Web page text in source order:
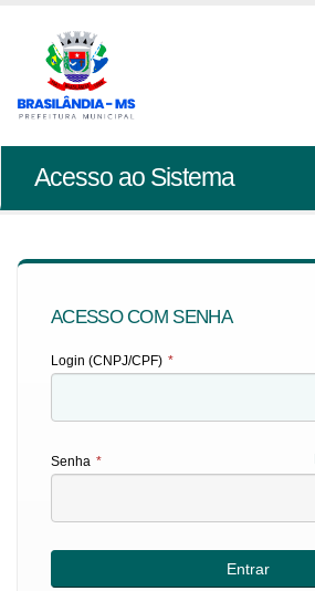
Acesso ao Sistema
ACESSO COM SENHA
Login (CNPJ/CPF) *
Senha *